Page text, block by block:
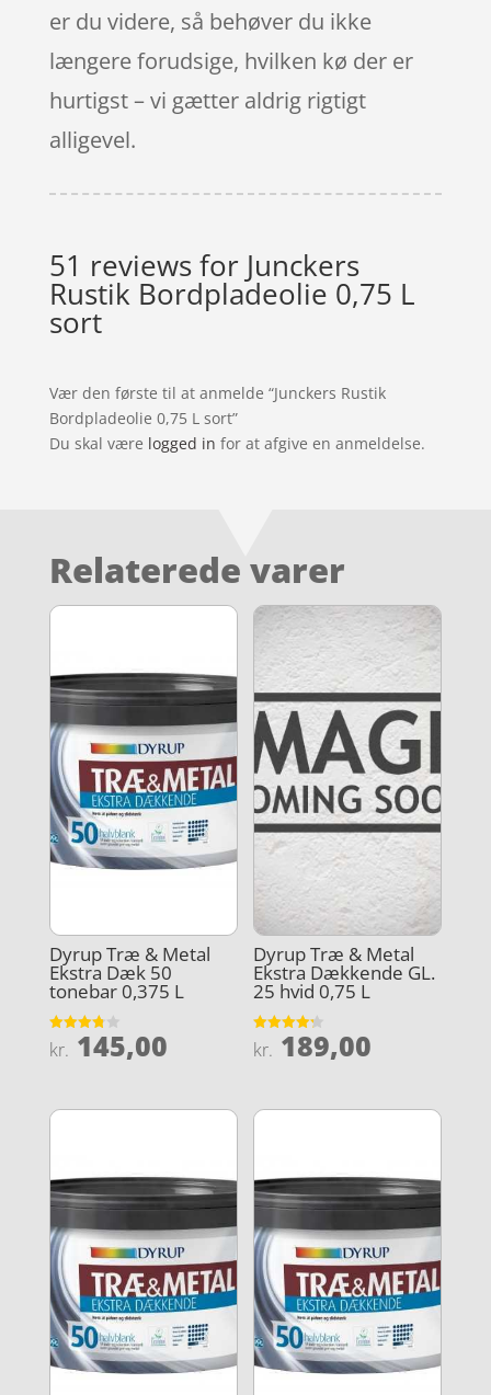
er du videre, så behøver du ikke
længere forudsige, hvilken kø der er
hurtigst – vi gætter aldrig rigtigt
alligevel.
51 reviews for Junckers
Rustik Bordpladeolie 0,75 L
sort
Vær den første til at anmelde “Junckers Rustik
Bordpladeolie 0,75 L sort”
Du skal være logged in for at afgive en anmeldelse.
Relaterede varer
Dyrup Træ & Metal
Ekstra Dæk 50
tonebar 0,375 L
Vurderet
3.8
kr. 145,00
Dyrup Træ & Metal
Ekstra Dækkende GL.
25 hvid 0,75 L
Vurderet
4.2
kr. 189,00